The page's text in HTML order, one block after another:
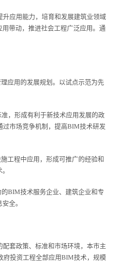
应用能力，培育和发展建筑业领域
带动，推进社会工程广泛应用。通
应用的发展规划。以试点示范为先
，形成有利于新技术应用发展的政
市场竞争机制，提高BIM技术研发
工程中应用，形成可推广的经验和
BIM技术服务企业、建筑企业和专
全。
套政策、标准和市场环境，本市主
府投资工程全部应用BIM技术，规模